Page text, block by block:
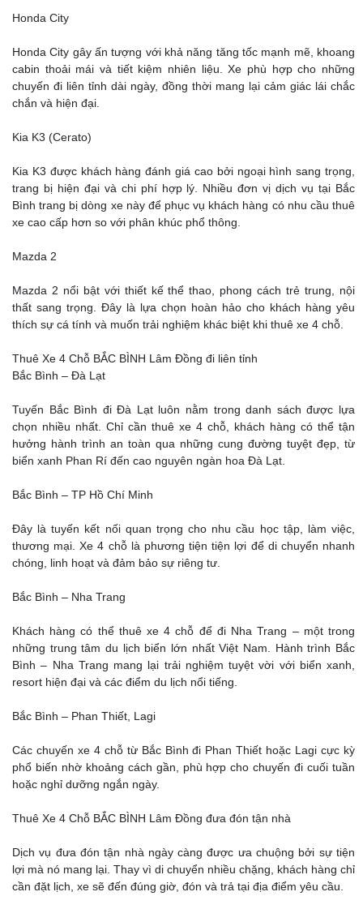
Honda City
Honda City gây ấn tượng với khả năng tăng tốc mạnh mẽ, khoang
cabin thoải mái và tiết kiệm nhiên liệu. Xe phù hợp cho những
chuyến đi liên tỉnh dài ngày, đồng thời mang lại cảm giác lái chắc
chắn và hiện đại.
Kia K3 (Cerato)
Kia K3 được khách hàng đánh giá cao bởi ngoại hình sang trọng,
trang bị hiện đại và chi phí hợp lý. Nhiều đơn vị dịch vụ tại Bắc
Bình trang bị dòng xe này để phục vụ khách hàng có nhu cầu thuê
xe cao cấp hơn so với phân khúc phổ thông.
Mazda 2
Mazda 2 nổi bật với thiết kế thể thao, phong cách trẻ trung, nội
thất sang trọng. Đây là lựa chọn hoàn hảo cho khách hàng yêu
thích sự cá tính và muốn trải nghiệm khác biệt khi thuê xe 4 chỗ.
Thuê Xe 4 Chỗ BẮC BÌNH Lâm Đồng đi liên tỉnh
Bắc Bình – Đà Lạt
Tuyến Bắc Bình đi Đà Lạt luôn nằm trong danh sách được lựa
chọn nhiều nhất. Chỉ cần thuê xe 4 chỗ, khách hàng có thể tận
hưởng hành trình an toàn qua những cung đường tuyệt đẹp, từ
biển xanh Phan Rí đến cao nguyên ngàn hoa Đà Lạt.
Bắc Bình – TP Hồ Chí Minh
Đây là tuyến kết nối quan trọng cho nhu cầu học tập, làm việc,
thương mại. Xe 4 chỗ là phương tiện tiện lợi để di chuyển nhanh
chóng, linh hoạt và đảm bảo sự riêng tư.
Bắc Bình – Nha Trang
Khách hàng có thể thuê xe 4 chỗ để đi Nha Trang – một trong
những trung tâm du lịch biển lớn nhất Việt Nam. Hành trình Bắc
Bình – Nha Trang mang lại trải nghiệm tuyệt vời với biển xanh,
resort hiện đại và các điểm du lịch nổi tiếng.
Bắc Bình – Phan Thiết, Lagi
Các chuyến xe 4 chỗ từ Bắc Bình đi Phan Thiết hoặc Lagi cực kỳ
phổ biến nhờ khoảng cách gần, phù hợp cho chuyến đi cuối tuần
hoặc nghỉ dưỡng ngắn ngày.
Thuê Xe 4 Chỗ BẮC BÌNH Lâm Đồng đưa đón tận nhà
Dịch vụ đưa đón tận nhà ngày càng được ưa chuộng bởi sự tiện
lợi mà nó mang lại. Thay vì di chuyển nhiều chặng, khách hàng chỉ
cần đặt lịch, xe sẽ đến đúng giờ, đón và trả tại địa điểm yêu cầu.